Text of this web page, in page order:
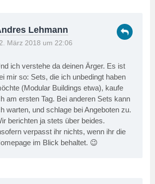
Lehmann
März 2018 um 22:06
ich verstehe da deinen Ärger. Es ist
mir so: Sets, die ich unbedingt haben
(Modular Buildings etwa), kaufe
am ersten Tag. Bei anderen Sets kann
warten, und schlage bei Angeboten zu.
berichten ja stets über beides.
verpasst ihr nichts, wenn ihr die
im Blick behaltet. 😉